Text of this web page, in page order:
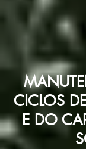
CICLOS
E DO